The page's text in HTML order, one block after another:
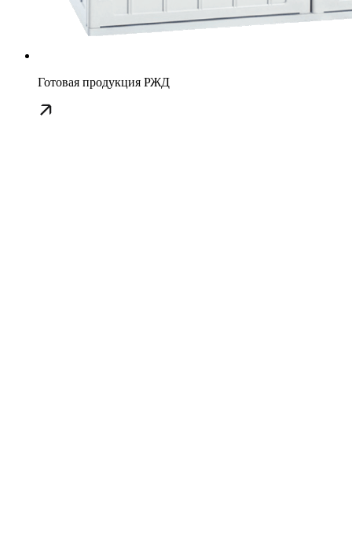
Готовая продукция РЖД